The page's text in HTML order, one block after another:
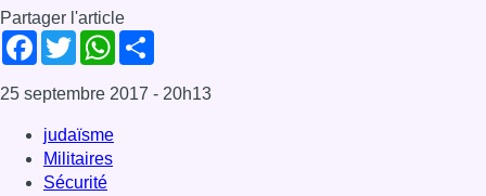
Partager l'article
Facebook
TwitterWhatsApp
25 septembre 2017 - 20h13
judaïsme
Militaires
Sécurité